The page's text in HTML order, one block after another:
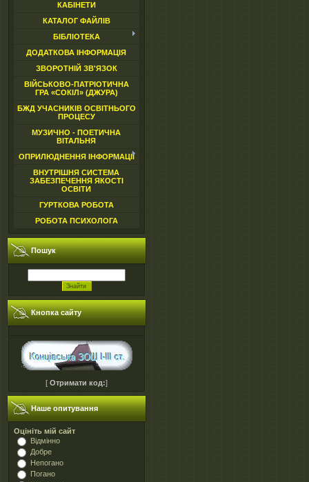
КАБІНЕТИ
КАТАЛОГ ФАЙЛІВ
БІБЛІОТЕКА
ДОДАТКОВА ІНФОРМАЦІЯ
ЗВОРОТНІЙ ЗВ'ЯЗОК
ВІЙСЬКОВО-ПАТРІОТИЧНА
ГРА «СОКІЛ» (ДЖУРА)
БЖД УЧАСНИКІВ ОСВІТНЬОГО
ПРОЦЕСУ
МУЗИЧНО - ПОЕТИЧНА
ВІТАЛЬНЯ
ОПРИЛЮДНЕННЯ ІНФОРМАЦІЇ
ВНУТРІШНЯ СИСТЕМА
ЗАБЕЗПЕЧЕННЯ ЯКОСТІ
ОСВІТИ
ГУРТКОВА РОБОТА
РОБОТА ПСИХОЛОГА
Пошук
Кнопка сайту
[ Отримати код:]
Наше опитування
Оцініть мій сайт
Відмінно
Добре
Непогано
Погано